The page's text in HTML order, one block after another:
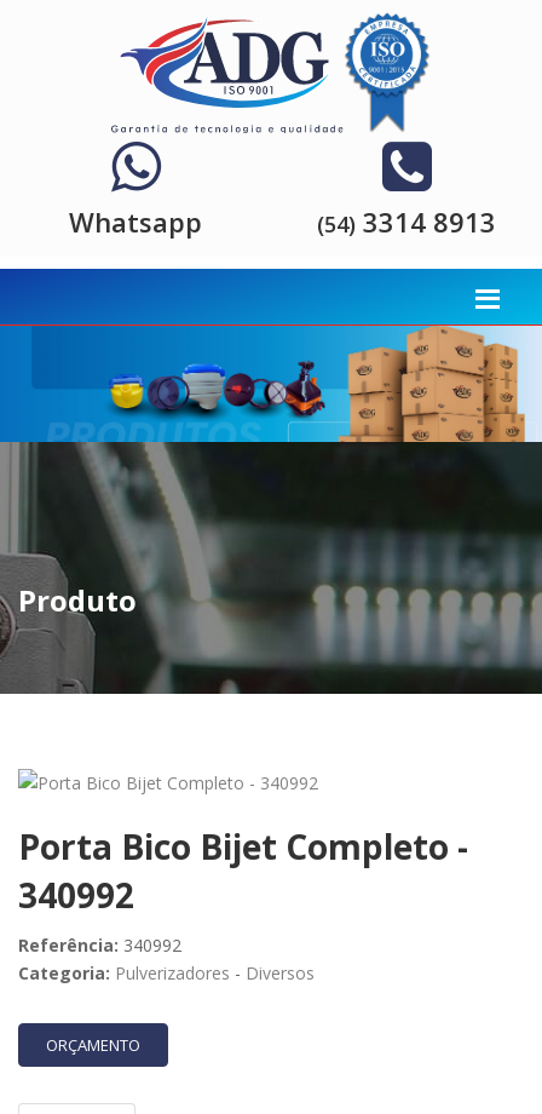
Whatsapp (54) 3314 8913
Produto
Porta Bico Bijet Completo -
340992
Referência: 340992
Categoria: Pulverizadores - Diversos
ORÇAMENTO